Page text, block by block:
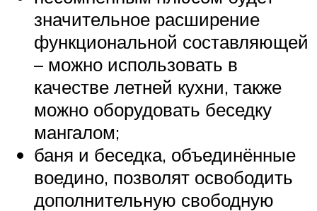
значительное расширение
функциональной составляющей
– можно использовать в
качестве летней кухни, также
можно оборудовать беседку
мангалом;
баня и беседка, объединённые
воедино, позволят освободить
дополнительную свободную